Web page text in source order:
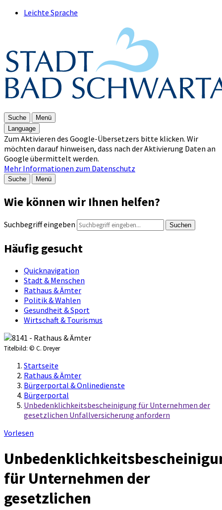
Leichte Sprache
Suche
Menü
Language
Zum Aktivieren des Google-Übersetzers bitte klicken. Wir
möchten darauf hinweisen, dass nach der Aktivierung Daten an
Google übermittelt werden.
Mehr Informationen zum Datenschutz
Suche Menü
Wie können wir Ihnen helfen?
Suchbegriff eingeben Suchen
Häufig gesucht
Quicknavigation
Stadt & Menschen
Rathaus & Ämter
Politik & Wahlen
Gesundheit & Sport
Wirtschaft & Tourismus
Titelbild: © C. Dreyer
Startseite
Rathaus & Ämter
Bürgerportal & Onlinedienste
Bürgerportal
Unbedenklichkeitsbescheinigung für Unternehmen der
gesetzlichen Unfallversicherung anfordern
Vorlesen
für Unternehmen der
gesetzlichen